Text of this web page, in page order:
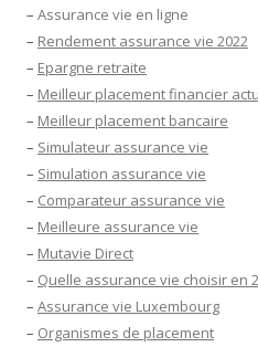
– Assurance vie en ligne
– Rendement assurance vie 2022
– Epargne retraite
– Meilleur placement financier
– Meilleur placement bancaire
– Simulateur assurance vie
– Simulation assurance vie
– Comparateur assurance vie
– Meilleure assurance vie
– Mutavie Direct
– Quelle assurance vie choisir en
– Assurance vie Luxembourg
– Organismes de placement